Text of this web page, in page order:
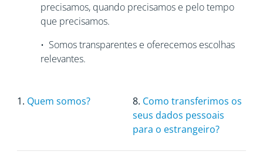
precisamos, quando precisamos e pelo tempo
que precisamos.
• Somos transparentes e oferecemos escolhas
relevantes.
1. Quem somos? 8. Como transferimos os
seus dados pessoais
para o estrangeiro?